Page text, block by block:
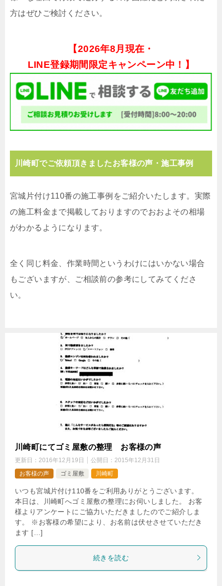
方はぜひご検討ください。
【2026年8月現在・
LINE登録期間限定キャンペーン中！】
川崎町でご依頼頂きましたお客様の声・施工事例
宮城片付け110番の施工事例をご紹介いたします。実際
の施工料金まで掲載しておりますのでおおよその相場
がわかるようになります。
全く同じ料金、作業時間というわけにはいかない場合
もございますが、ご相談前の参考にしてみてくださ
い。
川崎町にてゴミ屋敷の整理 お客様の声
更新日： 2016年12月19日 公開日： 2015年12月31日
お客様の声
ゴミ屋敷 川崎町
いつも宮城片付け110番をご利用ありがとうございます。
本日は、川崎町へゴミ屋敷の整理にお伺いしました。 お客
様よりアンケートにご協力いただきましたのでご紹介しま
す。 ※お客様の希望により、お名前は伏せさせていただき
ます […]
続きを読む